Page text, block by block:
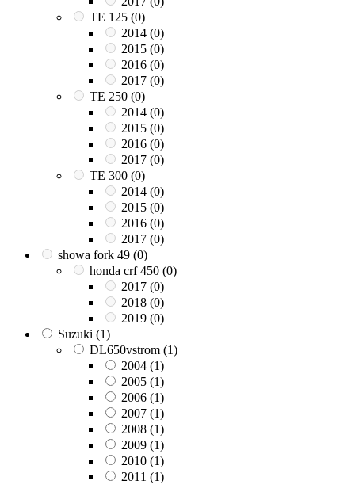
TE 125 (0)
2014 (0)
2015 (0)
2016 (0)
2017 (0)
TE 250 (0)
2014 (0)
2015 (0)
2016 (0)
2017 (0)
TE 300 (0)
2014 (0)
2015 (0)
2016 (0)
2017 (0)
showa fork 49 (0)
honda crf 450 (0)
2017 (0)
2018 (0)
2019 (0)
Suzuki (1)
DL650vstrom (1)
2004 (1)
2005 (1)
2006 (1)
2007 (1)
2008 (1)
2009 (1)
2010 (1)
2011 (1)